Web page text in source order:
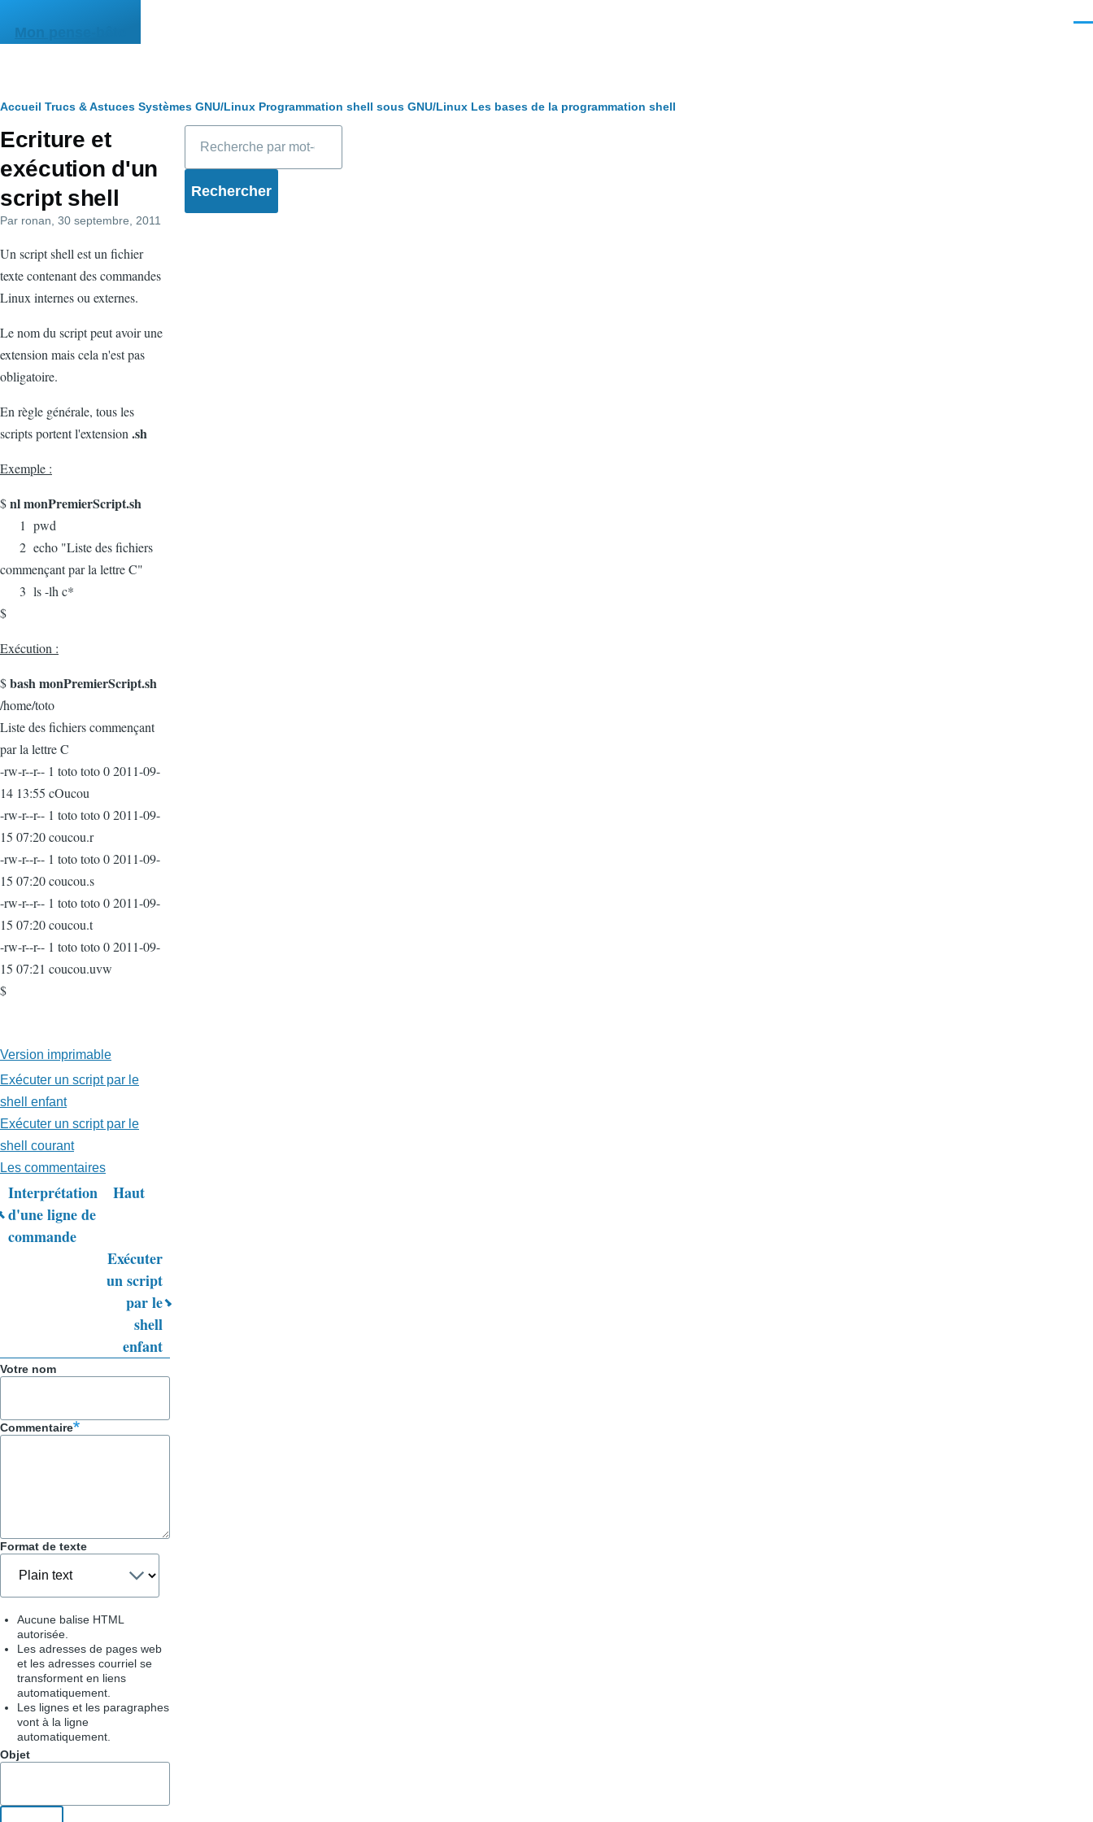
Mon pense-bête
Fil
d'Ariane
Accueil Trucs & Astuces Systèmes GNU/Linux Programmation shell sous GNU/Linux Les bases de la programmation shell
Ecriture et
exécution d'un
script shell
Par ronan , 30 septembre, 2011
Un script shell est un fichier
texte contenant des commandes
Linux internes ou externes.
Le nom du script peut avoir une
extension mais cela n'est pas
obligatoire.
En règle générale, tous les
scripts portent l'extension .sh
Exemple :
$nl monPremierScript.sh
1 pwd
2 echo "Liste des fichiers
commençant par la lettre C"
3 ls -lh c*
$
Exécution :
$bash monPremierScript.sh
/home/toto
Liste des fichiers commençant
par la lettre C
-rw-r--r-- 1 toto toto 0 2011-09-
14 13:55 cOucou
-rw-r--r-- 1 toto toto 0 2011-09-
15 07:20 coucou.r
-rw-r--r-- 1 toto toto 0 2011-09-
15 07:20 coucou.s
-rw-r--r-- 1 toto toto 0 2011-09-
15 07:20 coucou.t
-rw-r--r-- 1 toto toto 0 2011-09-
15 07:21 coucou.uvw
$
Version imprimable
Exécuter un script par le
shell enfant
Exécuter un script par le
shell courant
Les commentaires
Liens
transversaux
Trucs
Astuces
Interprétation
d'une ligne de
commande
Haut
Exécuter
un script
par le
shell
enfant
Votre nom
Commentaire
Format de texte
Aucune balise HTML
autorisée.
Les adresses de pages web
et les adresses courriel se
transforment en liens
automatiquement.
Les lignes et les paragraphes
vont à la ligne
automatiquement.
Objet